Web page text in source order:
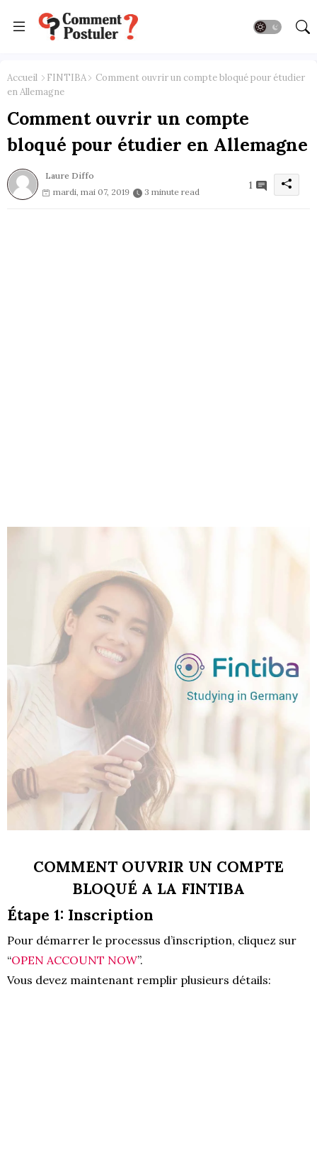
Accueil FINTIBA
Comment ouvrir un compte bloqué pour étudier
en Allemagne
Comment ouvrir un compte
bloqué pour étudier en Allemagne
Laure Diffo
mardi, mai 07, 2019
3 minute read
1
COMMENT OUVRIR UN COMPTE
BLOQUÉ A LA FINTIBA
Étape 1: Inscription
Pour démarrer le processus d’inscription, cliquez sur
“OPEN ACCOUNT NOW”.
Vous devez maintenant remplir plusieurs détails: